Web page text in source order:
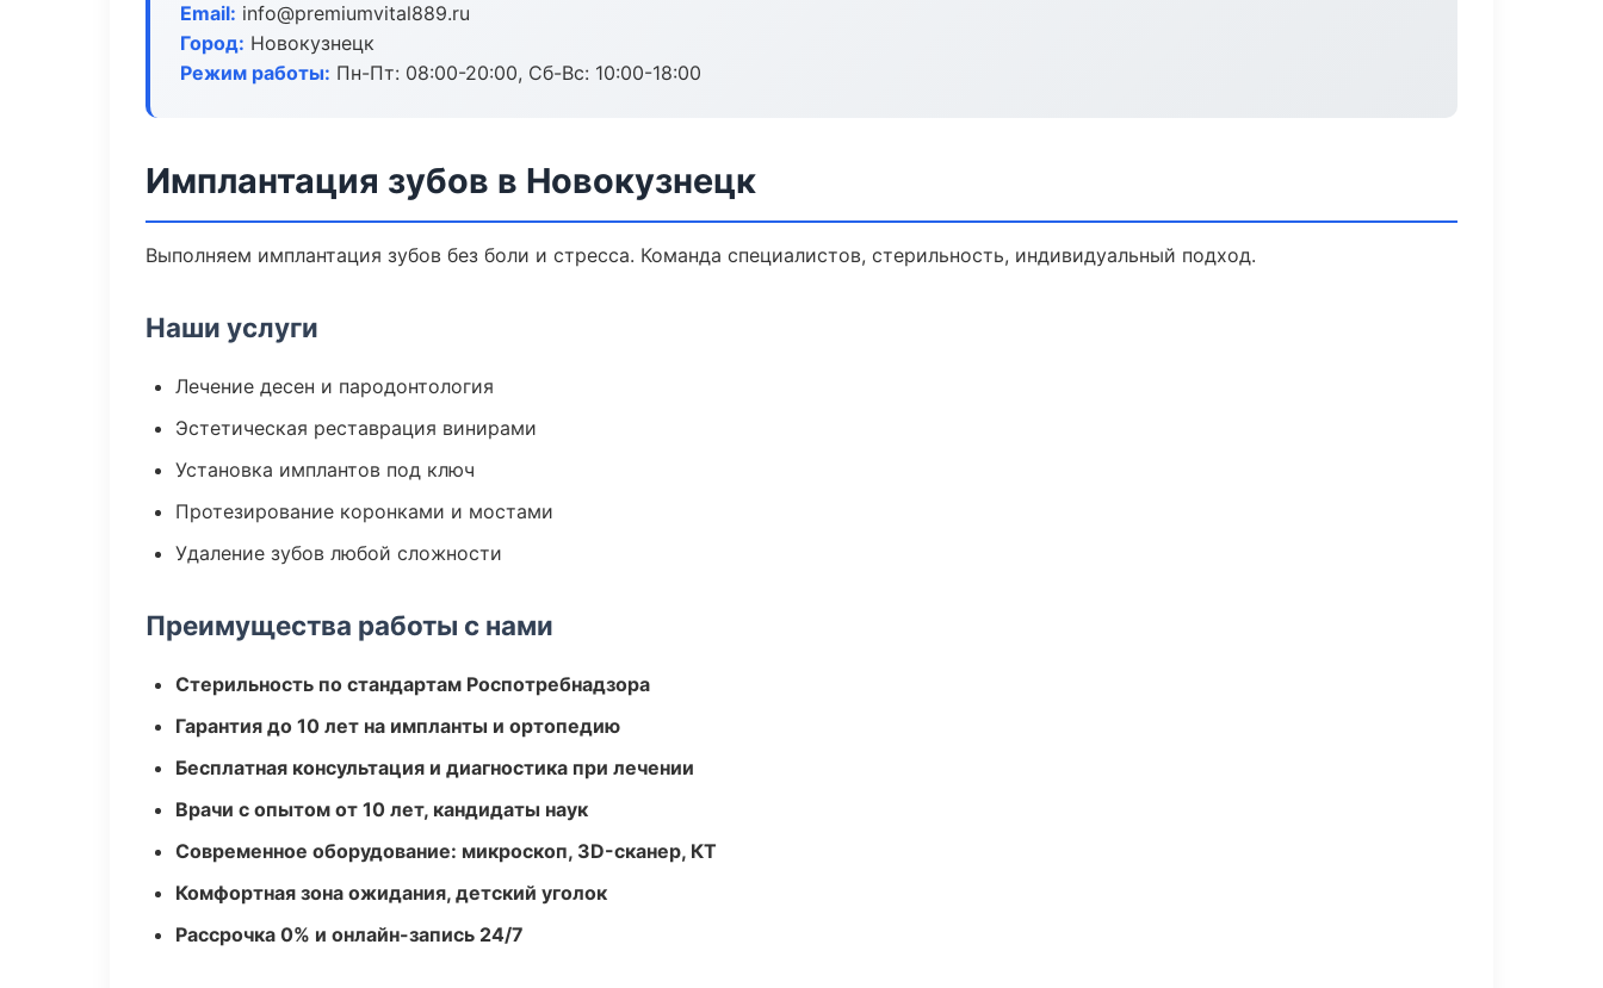
Email: info@premiumvital889.ru
Город: Новокузнецк
Режим работы: Пн-Пт: 08:00-20:00, Сб-Вс: 10:00-18:00
Имплантация зубов в Новокузнецк
Выполняем имплантация зубов без боли и стресса. Команда специалистов, стерильность, индивидуальный подход.
Наши услуги
Лечение десен и пародонтология
Эстетическая реставрация винирами
Установка имплантов под ключ
Протезирование коронками и мостами
Удаление зубов любой сложности
Преимущества работы с нами
Стерильность по стандартам Роспотребнадзора
Гарантия до 10 лет на импланты и ортопедию
Бесплатная консультация и диагностика при лечении
Врачи с опытом от 10 лет, кандидаты наук
Современное оборудование: микроскоп, 3D-сканер, КТ
Комфортная зона ожидания, детский уголок
Рассрочка 0% и онлайн-запись 24/7